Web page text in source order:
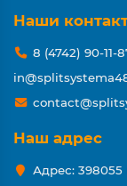
Наши
8 (4742) 90-11-
Наш адрес
Адрес: 398055